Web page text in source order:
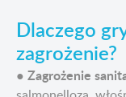
Dlaczego
zagrożenie?
● Zagrożenie